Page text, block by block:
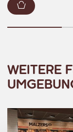
Zum
WEITERE